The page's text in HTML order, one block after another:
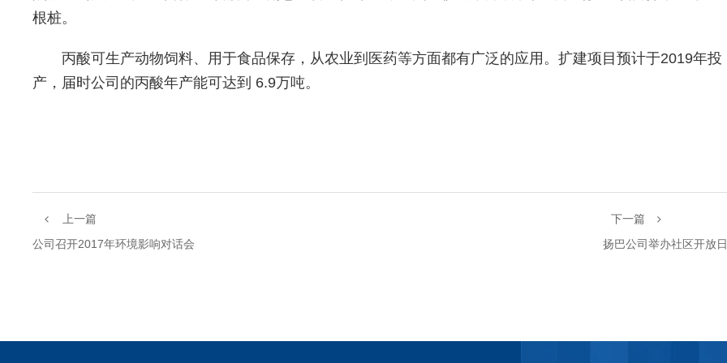
根桩。
丙酸可生产动物饲料、用于食品保存，从农业到医药等方面都有广泛的应用。扩建项目预计于2019年投
产，届时公司的丙酸年产能可达到 6.9万吨。
上一篇
公司召开2017年环境影响对话会
下一篇
扬巴公司举办社区开放日